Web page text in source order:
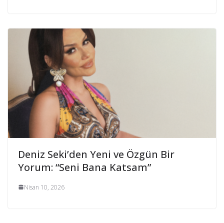
Deniz Seki’den Yeni ve Özgün Bir
Yorum: “Seni Bana Katsam”
Nisan 10, 2026